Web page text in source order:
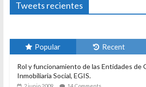
Tweets recientes
Popular Recent
Rol y funcionamiento de las Entidades de
Inmobiliaria Social, EGIS.